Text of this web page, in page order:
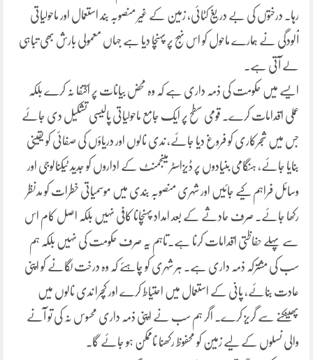
رہا۔ درختوں کی بے دریغ کٹائی، زمین کے غیر منصوبہ بند استعمال اور ماحولیاتی
آلودگی نے ہمارے ماحول کو اس نہج پر پہنچا دیا ہے جہاں معمولی بارش بھی تباہی
لے آتی ہے۔
ایسے میں حکومت کی ذمہ داری ہے کہ وہ محض بیانات پر اکتفا نہ کرے بلکہ
عملی اقدامات کرے۔ قومی سطح پر ایک جامع ماحولیاتی پالیسی تشکیل دی جائے
جس میں شجرکاری کو فروغ دیا جائے، ندی نالوں اور دریاؤں کی صفائی کو یقینی
بنایا جائے، ہنگامی بنیادوں پر ڈیزاسٹر مینجمنٹ کے اداروں کو جدید ٹیکنالوجی اور
وسائل فراہم کیے جائیں اور شہری منصوبہ بندی میں موسمیاتی خطرات کو مدنظر
رکھا جائے۔ صرف حادثے کے بعد امداد پہنچانا کافی نہیں بلکہ اصل کام اس
سے پہلے حفاظتی اقدامات کرنا ہے۔تاہم یہ صرف حکومت کی نہیں بلکہ ہم
سب کی مشترکہ ذمہ داری ہے۔ ہر شہری کو چاہئے کہ وہ درخت لگانے کو اپنی
عادت بنائے، پانی کے استعمال میں احتیاط کرے اور کچرا ندی نالوں میں
پھینکنے سے گریز کرے۔ اگر ہم سب نے اپنی ذمہ داری محسوس نہ کی تو آنے
والی نسلوں کے لیے زمین کو محفوظ رکھنا ناممکن ہو جائے گا۔